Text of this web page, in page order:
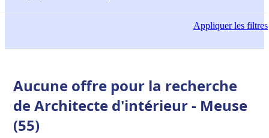
Appliquerles filtres
Aucune offre pour la recherche
de Architecte d'intérieur - Meuse
(55)